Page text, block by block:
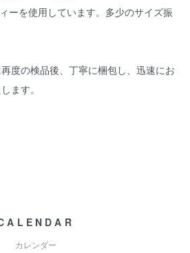
ーを使用しています。多少のサイズ振
度の検品後、丁寧に梱包し、迅速にお
ます。
カレンダー